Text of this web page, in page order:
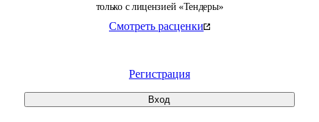
только с лицензией «Тендеры»
Смотреть расценки
Регистрация
Вход